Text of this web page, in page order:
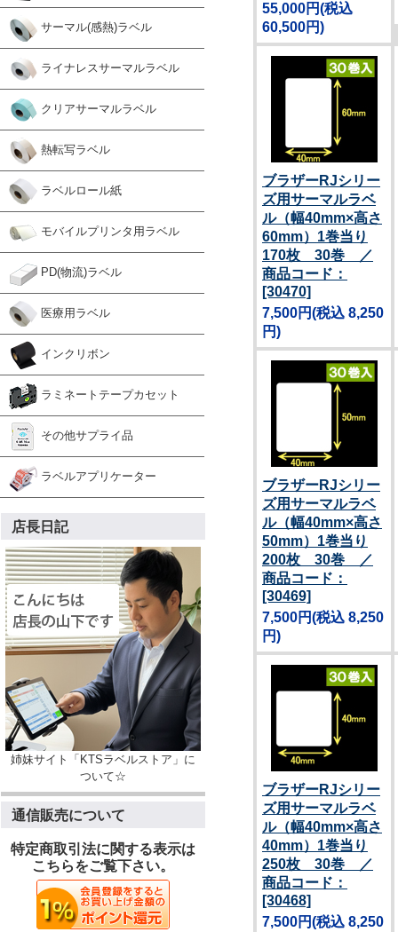
サーマル(感熱)ラベル
ライナレスサーマルラベル
クリアサーマルラベル
熱転写ラベル
ラベルロール紙
モバイルプリンタ用ラベル
PD(物流)ラベル
医療用ラベル
インクリボン
ラミネートテープカセット
その他サプライ品
ラベルアプリケーター
店長日記
姉妹サイト「KTSラベルストア」に
ついて☆
通信販売について
特定商取引法に関する表示は
こちらをご覧下さい。
55,000円(税込
60,500円)
ブラザーRJシリー
ズ用サーマルラベ
ル（幅40mm×高さ
60mm）1巻当り
170枚 30巻 ／
商品コード：
[30470]
7,500円(税込 8,250
円)
ブラザーRJシリー
ズ用サーマルラベ
ル（幅40mm×高さ
50mm）1巻当り
200枚 30巻 ／
商品コード：
[30469]
7,500円(税込 8,250
円)
ブラザーRJシリー
ズ用サーマルラベ
ル（幅40mm×高さ
40mm）1巻当り
250枚 30巻 ／
商品コード：
[30468]
7,500円(税込 8,250